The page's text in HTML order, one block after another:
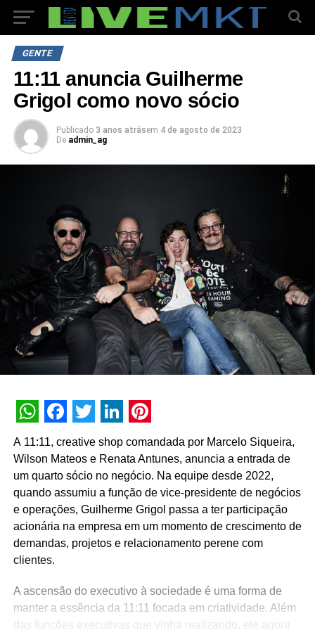
GENTE
11:11 anuncia Guilherme
Grigol como novo sócio
Publicado 3 anos atrásem 4 de agosto de 2023
De admin_ag
WhatsApp
Facebook
Twitter
LinkedIn
Pinterest
A 11:11, creative shop comandada por Marcelo Siqueira,
Wilson Mateos e Renata Antunes, anuncia a entrada de
um quarto sócio no negócio. Na equipe desde 2022,
quando assumiu a função de vice-presidente de negócios
e operações, Guilherme Grigol passa a ter participação
acionária na empresa em um momento de crescimento de
demandas, projetos e relacionamento perene com
clientes.
A ascensão do executivo à sociedade é uma forma de
manter a essência da 11:11 focada em criatividade. Além
das funções executivas que vinha realizando, ele agora